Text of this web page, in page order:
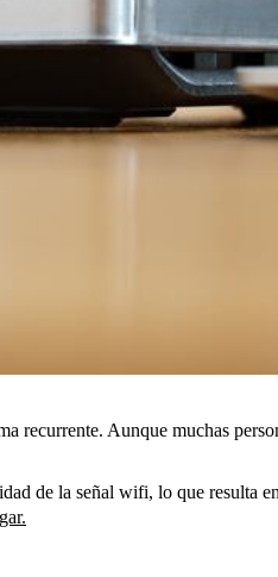
recurrente. Aunque muchas
de la señal wifi, lo que resulta